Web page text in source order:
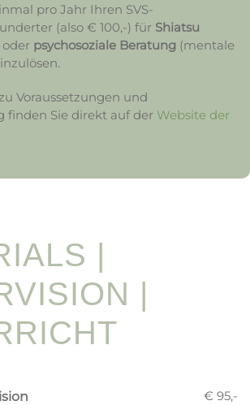
pro Jahr Ihren SVS-
(also € 100,-) für Shiatsu
psychosoziale Beratung (mentale
Voraussetzungen und
finden Sie direkt auf der Website der
|
|
€ 95,-